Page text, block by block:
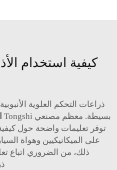
كيفية استخدام
ذراعات التحكم العلوية
بسيطة. معظم مصنعي Tongshi
توفر تعليمات واضحة حول
على الميكانيكيين وهواة
ذلك، من الضروري اتباع